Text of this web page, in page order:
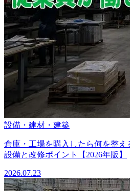
設備・建材・建築
倉庫・工場を購入したら何を整
設備と改修ポイント【2026年版】
2026.07.23